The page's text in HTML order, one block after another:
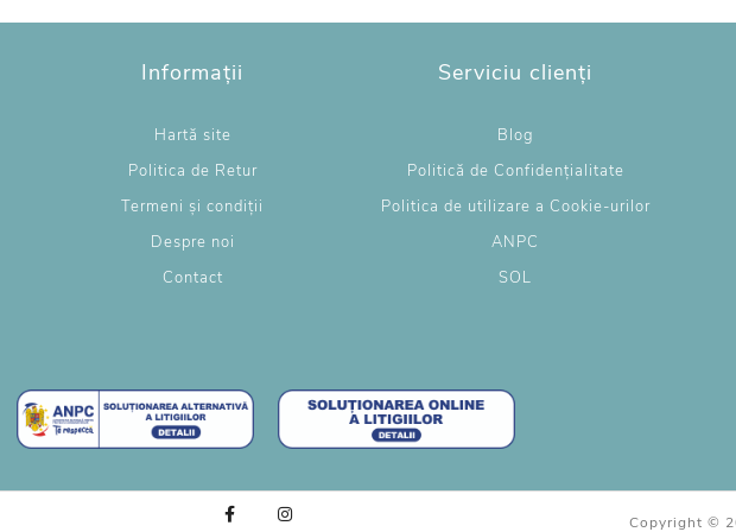
Informații
Hartă site
Politica de Retur
Termeni și condiții
Despre noi
Contact
Serviciu clienți
Blog
Politică de Confidențialitate
Politica de utilizare a Cookie-urilor
ANPC
SOL
Copyright ©